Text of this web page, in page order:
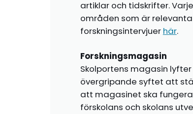
artiklar och tidskrifter.
områden som är
forskningsintervjuer här.
Forskningsmagasin
Skolportens magasin
övergripande syftet att
att magasinet ska
förskolans och skolans